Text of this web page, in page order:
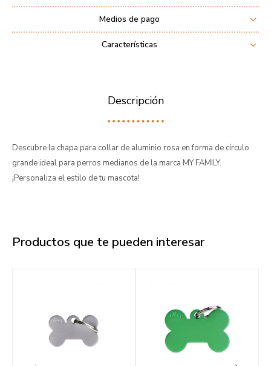
Medios de pago
Características
Descripción
Descubre la chapa para collar de aluminio rosa en forma de círculo
grande ideal para perros medianos de la marca MY FAMILY.
¡Personaliza el estilo de tu mascota!
Productos que te pueden interesar